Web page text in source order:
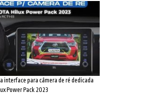
interface para câmera de ré dedicada
Power Pack 2023